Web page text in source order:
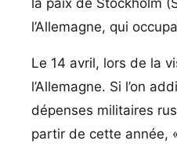
l’Allemagne, qui
Le 14 avril, lors de la
l’Allemagne. Si l’on
dépenses militaires
partir de cette année,